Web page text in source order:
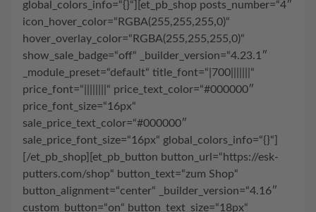
global_colors_info=“{}“][et_pb_shop posts_number=“4″
icon_hover_color=“RGBA(255,255,255,0)“
hover_overlay_color=“RGBA(255,255,255,0)“
show_sale_badge=“off“ _builder_version=“4.23.1″
_module_preset=“default“ title_font=“|700|||||||“
price_font=“||||||||“ price_text_color=“#000000″
price_font_size=“16px“
sale_price_text_color=“#000000″
sale_price_font_size=“16px“ global_colors_info=“{}“]
[/et_pb_shop][et_pb_button button_url=“https://esk-
putters.com/shop“ button_text=“zum Shop“
button_alignment=“center“ _builder_version=“4.16″
custom_button=“on“ button_text_size=“18px“